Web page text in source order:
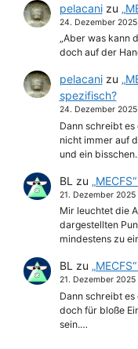
pelacanizu
24. Dezember 2025
„Aber was kann
doch auf der
pelacanizu
spezifisch?
24. Dezember 2025
Dann schreibt
nicht immer auf
und ein
BL zu
21. Dezember 2025
Mir leuchtet die
dargestellten
mindestens zu
BL zu
21. Dezember 2025
Dann schreibt es
doch für bloße
sein.…